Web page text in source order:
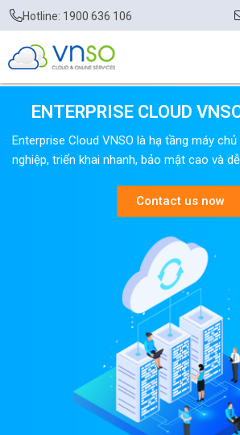
Hotline: 1900 636 106
ENTERPRISE CLOUD
Enterprise Cloud VNSO là hạ tầng máy
nghiệp, triển khai nhanh, bảo mật cao và
Contact us now